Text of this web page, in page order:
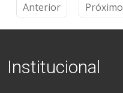
Anterior Próximo
Institucional